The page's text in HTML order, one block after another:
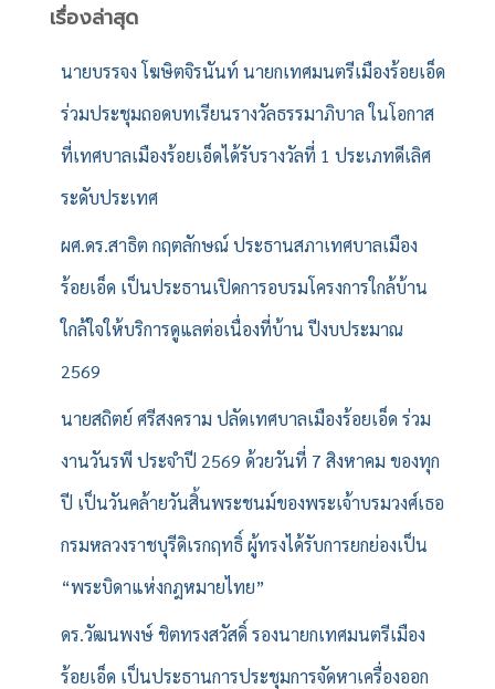
สำ
เรื่องล่าสุด
นายบรรจง โฆษิตจิรนันท์ นายกเทศมนตรีเมืองร้อยเอ็ด
ร่วมประชุมถอดบทเรียนรางวัลธรรมาภิบาล ในโอกาส
ที่เทศบาลเมืองร้อยเอ็ดได้รับรางวัลที่ 1 ประเภทดีเลิศ
ระดับประเทศ
ผศ.ดร.สาธิต กฤตลักษณ์ ประธานสภาเทศบาลเมือง
ร้อยเอ็ด เป็นประธานเปิดการอบรมโครงการใกล้บ้าน
ใกล้ใจให้บริการดูแลต่อเนื่องที่บ้าน ปีงบประมาณ
2569
นายสถิตย์ ศรีสงคราม ปลัดเทศบาลเมืองร้อยเอ็ด ร่วม
งานวันรพี ประจำปี 2569 ด้วยวันที่ 7 สิงหาคม ของทุก
ปี เป็นวันคล้ายวันสิ้นพระชนม์ของพระเจ้าบรมวงศ์เธอ
กรมหลวงราชบุรีดิเรกฤทธิ์ ผู้ทรงได้รับการยกย่องเป็น
“พระบิดาแห่งกฎหมายไทย”
ดร.วัฒนพงษ์ ชิตทรงสวัสดิ์ รองนายกเทศมนตรีเมือง
ร้อยเอ็ด เป็นประธานการประชุมการจัดหาเครื่องออก